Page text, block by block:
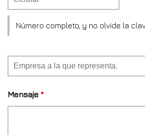
*
Número completo, y no olvide la
Empresa
*
Mensaje *